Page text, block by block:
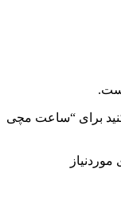
برای “ساعت مچی